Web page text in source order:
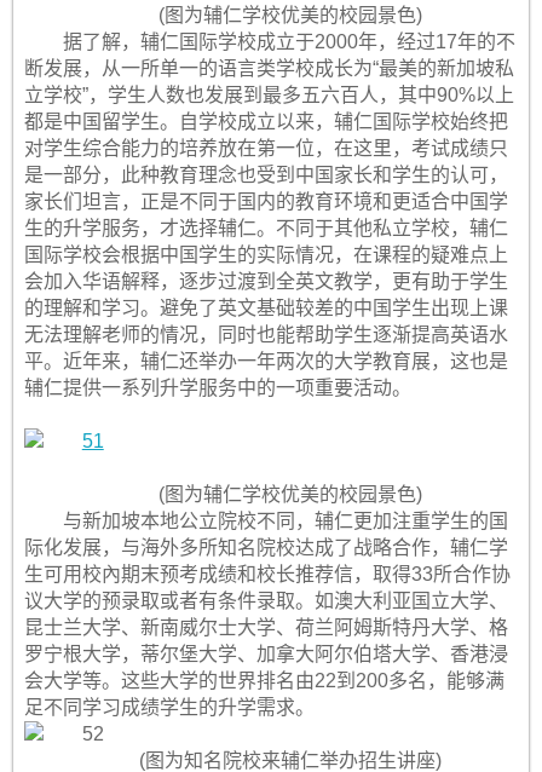
(图为辅仁学校优美的校园景色)
据了解，辅仁国际学校成立于2000年，经过17年的不
断发展，从一所单一的语言类学校成长为“最美的新加坡私
立学校”，学生人数也发展到最多五六百人，其中90%以上
都是中国留学生。自学校成立以来，辅仁国际学校始终把
对学生综合能力的培养放在第一位，在这里，考试成绩只
是一部分，此种教育理念也受到中国家长和学生的认可，
家长们坦言，正是不同于国内的教育环境和更适合中国学
生的升学服务，才选择辅仁。不同于其他私立学校，辅仁
国际学校会根据中国学生的实际情况，在课程的疑难点上
会加入华语解释，逐步过渡到全英文教学，更有助于学生
的理解和学习。避免了英文基础较差的中国学生出现上课
无法理解老师的情况，同时也能帮助学生逐渐提高英语水
平。近年来，辅仁还举办一年两次的大学教育展，这也是
辅仁提供一系列升学服务中的一项重要活动。
(图为辅仁学校优美的校园景色)
与新加坡本地公立院校不同，辅仁更加注重学生的国
际化发展，与海外多所知名院校达成了战略合作，辅仁学
生可用校內期末预考成绩和校长推荐信，取得33所合作协
议大学的预录取或者有条件录取。如澳大利亚国立大学、
昆士兰大学、新南威尔士大学、荷兰阿姆斯特丹大学、格
罗宁根大学，蒂尔堡大学、加拿大阿尔伯塔大学、香港浸
会大学等。这些大学的世界排名由22到200多名，能够满
足不同学习成绩学生的升学需求。
(图为知名院校来辅仁举办招生讲座)